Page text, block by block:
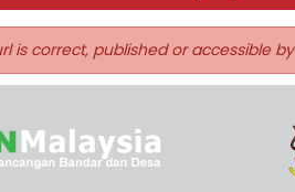
is correct, published or accessible